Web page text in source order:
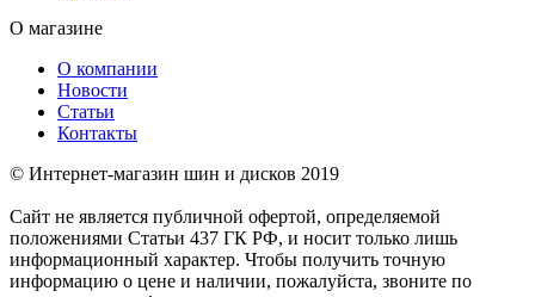
О магазине
О компании
Новости
Статьи
Контакты
© Интернет-магазин шин и дисков 2019
Сайт не является публичной офертой, определяемой
положениями Статьи 437 ГК РФ, и носит только лишь
информационный характер. Чтобы получить точную
информацию о цене и наличии, пожалуйста, звоните по